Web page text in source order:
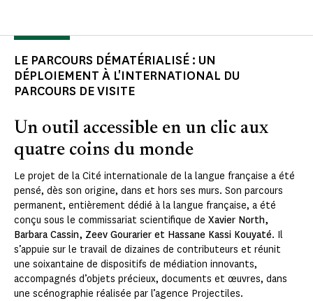
LE PARCOURS DÉMATÉRIALISÉ : UN
DÉPLOIEMENT À L'INTERNATIONAL DU
PARCOURS DE VISITE
Un outil accessible en un clic aux
quatre coins du monde
Le projet de la Cité internationale de la langue française a été
pensé, dès son origine, dans et hors ses murs. Son parcours
permanent, entièrement dédié à la langue française, a été
conçu sous le commissariat scientifique de Xavier North,
Barbara Cassin, Zeev Gourarier et Hassane Kassi Kouyaté. Il
s’appuie sur le travail de dizaines de contributeurs et réunit
une soixantaine de dispositifs de médiation innovants,
accompagnés d’objets précieux, documents et œuvres, dans
une scénographie réalisée par l’agence Projectiles.